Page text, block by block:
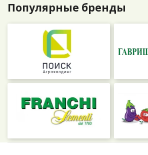
Популярные бренды